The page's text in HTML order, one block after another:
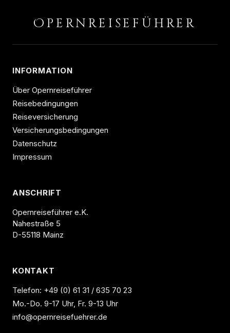
O PERNREISEFÜHRER
INFORMATION
Über Opernreiseführer
Reisebedingungen
Reiseversicherung
Versicherungsbedingungen
Datenschutz
Impressum
ANSCHRIFT
Opernreiseführer e.K.
Nahestraße 5
D-55118 Mainz
KONTAKT
Telefon: +49 (0) 61 31 / 635 70 23
Mo.-Do. 9-17 Uhr, Fr. 9-13 Uhr
info@opernreisefuehrer.de